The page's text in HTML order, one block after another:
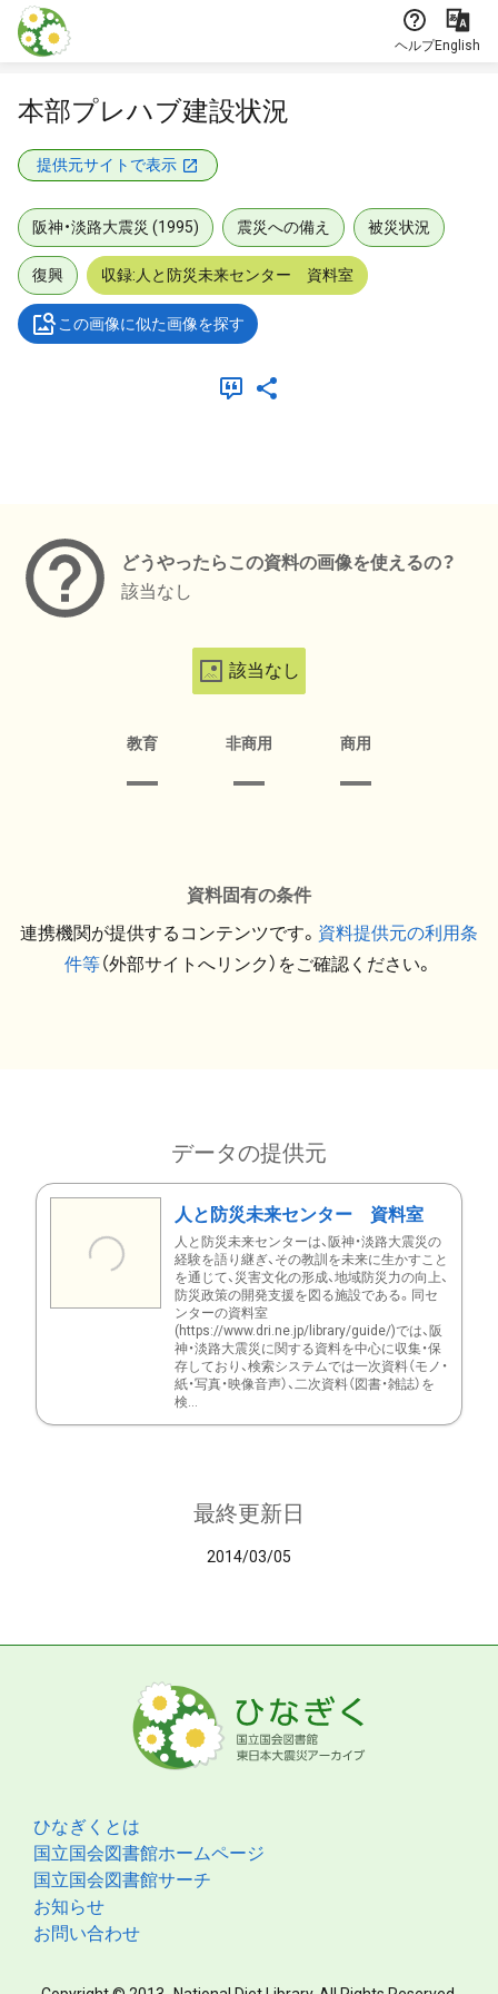
本文に飛ぶ
ヘルプEnglish
本部プレハブ建設状況
提供元サイトで表示
阪神・淡路大震災 (1995) 震災への備え 被災状況
復興 収録:人と防災未来センター 資料室
この画像に似た画像を探す
どうやったらこの資料の画像を使えるの？
該当なし
該当なし
教育 非商用 商用
資料固有の条件
連携機関が提供するコンテンツです。 資料提供元の利用条
件等（外部サイトへリンク）をご確認ください。
データの提供元
人と防災未来センター 資料室
人と防災未来センターは、阪神・淡路大震災の
経験を語り継ぎ、その教訓を未来に生かすこと
を通じて、災害文化の形成、地域防災力の向上、
防災政策の開発支援を図る施設である。同セ
ンターの資料室
(https://www.dri.ne.jp/library/guide/)では、阪
神・淡路大震災に関する資料を中心に収集・保
存しており、検索システムでは一次資料（モノ・
紙・写真・映像音声）、二次資料（図書・雑誌）を
検...
最終更新日
2014/03/05
ひなぎくとは
国立国会図書館ホームページ
国立国会図書館サーチ
お知らせ
お問い合わせ